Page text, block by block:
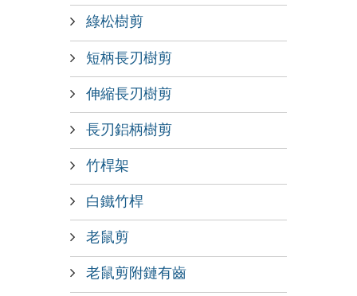
綠松樹剪
短柄長刃樹剪
伸縮長刃樹剪
長刃鋁柄樹剪
竹桿架
白鐵竹桿
老鼠剪
老鼠剪附鏈有齒